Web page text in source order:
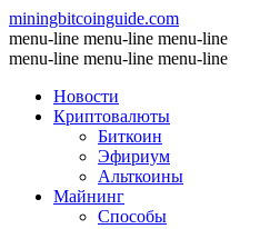
miningbitcoinguide.com
menu-line menu-line menu-line
menu-line menu-line menu-line
Новости
Криптовалюты
Биткоин
Эфириум
Альткоины
Майнинг
Способы